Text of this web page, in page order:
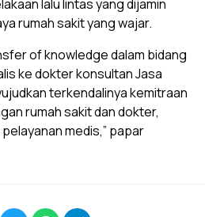
lalu lintas yang dijamin
rumah sakit yang wajar.
of knowledge dalam bidang
ke dokter konsultan Jasa
terkendalinya kemitraan
rumah sakit dan dokter,
medis,” papar